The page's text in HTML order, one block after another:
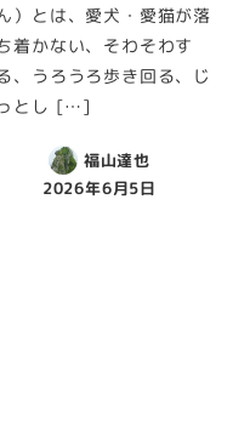
）とは、愛犬・愛猫が落
着かない、そわそわす
、うろうろ歩き回る、じ
とし […]
福山達也
2026年6月5日